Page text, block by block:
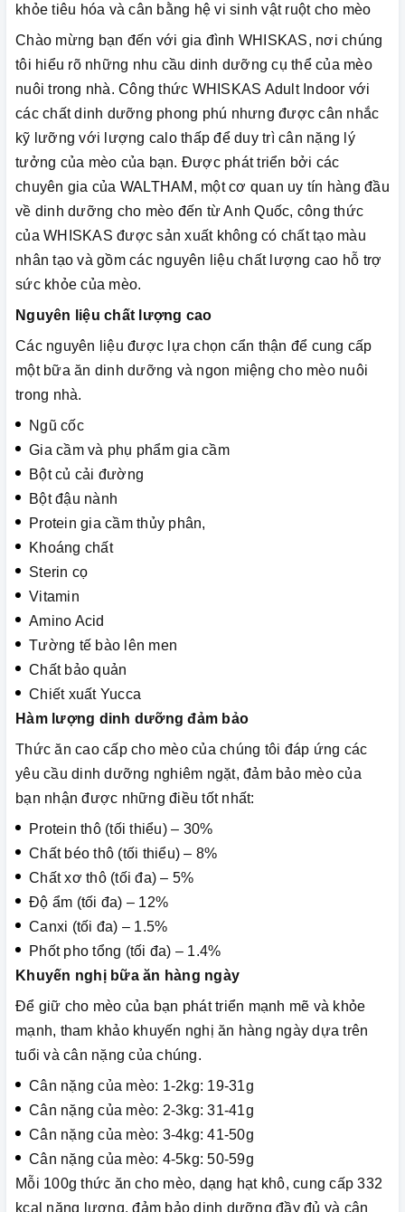
khỏe tiêu hóa và cân bằng hệ vi sinh vật ruột cho mèo
Chào mừng bạn đến với gia đình WHISKAS, nơi chúng
tôi hiểu rõ những nhu cầu dinh dưỡng cụ thể của mèo
nuôi trong nhà. Công thức WHISKAS Adult Indoor với
các chất dinh dưỡng phong phú nhưng được cân nhắc
kỹ lưỡng với lượng calo thấp để duy trì cân nặng lý
tưởng của mèo của bạn. Được phát triển bởi các
chuyên gia của WALTHAM, một cơ quan uy tín hàng đầu
về dinh dưỡng cho mèo đến từ Anh Quốc, công thức
của WHISKAS được sản xuất không có chất tạo màu
nhân tạo và gồm các nguyên liệu chất lượng cao hỗ trợ
sức khỏe của mèo.
Nguyên liệu chất lượng cao
Các nguyên liệu được lựa chọn cẩn thận để cung cấp
một bữa ăn dinh dưỡng và ngon miệng cho mèo nuôi
trong nhà.
Ngũ cốc
Gia cầm và phụ phẩm gia cầm
Bột củ cải đường
Bột đậu nành
Protein gia cầm thủy phân,
Khoáng chất
Sterin cọ
Vitamin
Amino Acid
Tường tế bào lên men
Chất bảo quản
Chiết xuất Yucca
Hàm lượng dinh dưỡng đảm bảo
Thức ăn cao cấp cho mèo của chúng tôi đáp ứng các
yêu cầu dinh dưỡng nghiêm ngặt, đảm bảo mèo của
bạn nhận được những điều tốt nhất:
Protein thô (tối thiểu) – 30%
Chất béo thô (tối thiểu) – 8%
Chất xơ thô (tối đa) – 5%
Độ ẩm (tối đa) – 12%
Canxi (tối đa) – 1.5%
Phốt pho tổng (tối đa) – 1.4%
Khuyến nghị bữa ăn hàng ngày
Để giữ cho mèo của bạn phát triển mạnh mẽ và khỏe
mạnh, tham khảo khuyến nghị ăn hàng ngày dựa trên
tuổi và cân nặng của chúng.
Cân nặng của mèo: 1-2kg: 19-31g
Cân nặng của mèo: 2-3kg: 31-41g
Cân nặng của mèo: 3-4kg: 41-50g
Cân nặng của mèo: 4-5kg: 50-59g
Mỗi 100g thức ăn cho mèo, dạng hạt khô, cung cấp 332
kcal năng lượng, đảm bảo dinh dưỡng đầy đủ và cân